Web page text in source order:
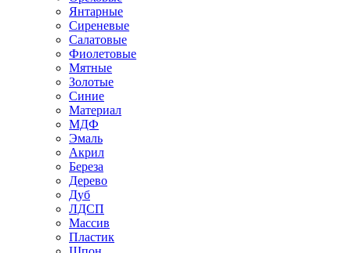
Янтарные
Сиреневые
Салатовые
Фиолетовые
Мятные
Золотые
Синие
Материал
МДФ
Эмаль
Акрил
Береза
Дерево
Дуб
ЛДСП
Массив
Пластик